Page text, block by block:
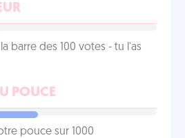
barre des 100 votes - tu l'as
POUCE
pouce sur 1000